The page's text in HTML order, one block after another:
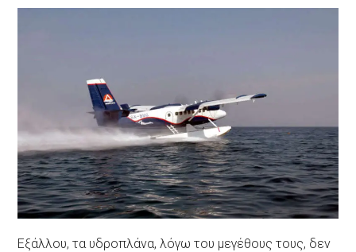
Εξάλλου, τα υδροπλάνα, λόγω του μεγέθους τους, δεν